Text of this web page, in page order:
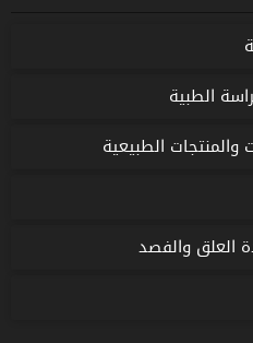
الطبية
والمنتجات الطبيعية
العلق والفصد